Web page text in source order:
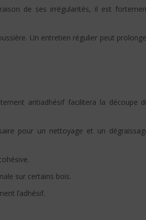
de ses irrégularités, il est
Un entretien régulier peut
antiadhésif facilitera la découpe
pour un nettoyage et un
sur certains bois.
l’adhésif.